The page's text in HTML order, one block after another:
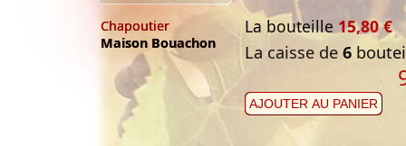
Chapoutier
Maison Bouachon
La bouteille 15,80 €
La caisse de 6
AJOUTER AU PANIER